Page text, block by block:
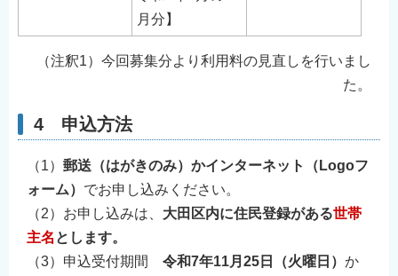
月分】
（注釈1）今回募集分より利用料の見直しを行いまし
た。
4 申込方法
（1） 郵送（はがきのみ）かインターネット（Logoフ
ォーム） でお申し込みください。
（2）お申し込みは、 大田区内に住民登録がある世帯
主名 とします。
（3）申込受付期間 令和7年11月25日（火曜日） か